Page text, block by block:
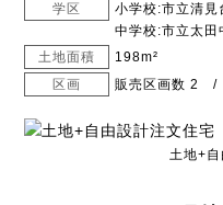
学区
小学校:市立清見
中学校:市立太田
土地面積
198m²
区画
販売区画数 2 /
土地+